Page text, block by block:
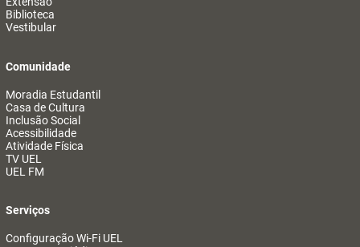
Biblioteca
Vestibular
Comunidade
Moradia Estudantil
Casa de Cultura
Inclusão Social
Acessibilidade
Atividade Física
TV UEL
UEL FM
Serviços
Configuração Wi-Fi UEL